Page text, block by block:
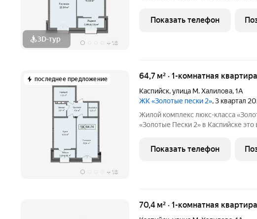
3D-тур + 18
100 шагах от моря! Дом строится
в партнерстве
Показать телефон
последнее предложение
+ 18
64,7 м² · 1-комнатная
Каспийск,улица М. Халилова,1А
ЖК «Золотые пески 2», 3 квартал
Жилой комплекс люкс-класса
«Золотые Пески 2» в Каспийске это воплощение роскоши и
100 шагах от моря! Дом строится
в партнерстве
Показать телефон
70,4 м² · 1-комнатная